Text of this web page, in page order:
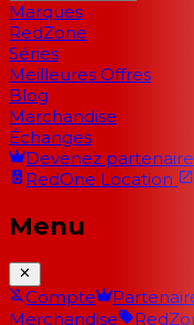
Marques
RedZone
Séries
Meilleures Offres
Blog
Marchandise
Échanges
Devenez partenaire
RedOne Location
Menu
Compte
Merchandise